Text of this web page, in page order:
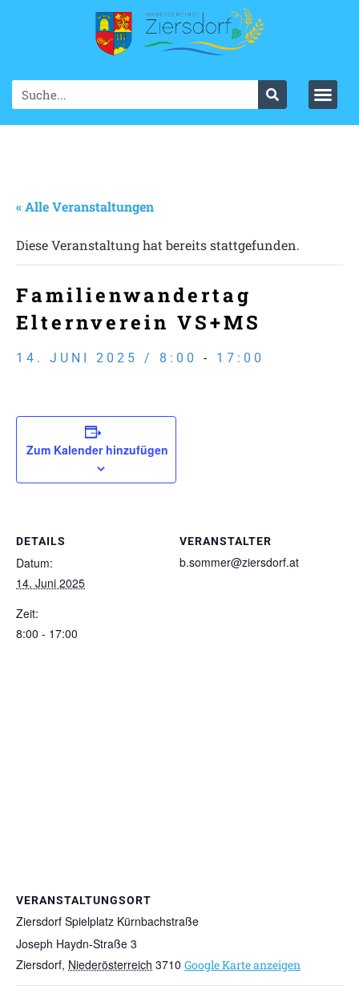
« Alle Veranstaltungen
Diese Veranstaltung hat bereits stattgefunden.
Familienwandertag
Elternverein VS+MS
14. JUNI 2025 / 8:00 - 17:00
Zum Kalender hinzufügen
DETAILS
Datum:
14. Juni 2025
Zeit:
8:00 - 17:00
VERANSTALTER
b.sommer@ziersdorf.at
VERANSTALTUNGSORT
Ziersdorf Spielplatz Kürnbachstraße
Joseph Haydn-Straße 3
Ziersdorf, Niederösterreich 3710 Google Karte anzeigen